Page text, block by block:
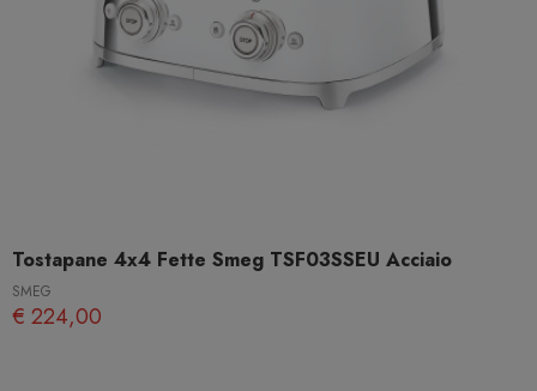
Tostapane 4x4 Fette Smeg TSF03SSEU Acciaio
SMEG
€ 224,00